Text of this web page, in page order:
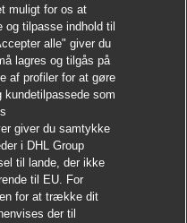
muligt for os at
og tilpasse indhold til
alle" giver du
lagres og tilgås på
af profiler for at gøre
kundetilpassede som
giver du samtykke
i DHL Group
til lande, der ikke
til EU. For
for at trække dit
der til